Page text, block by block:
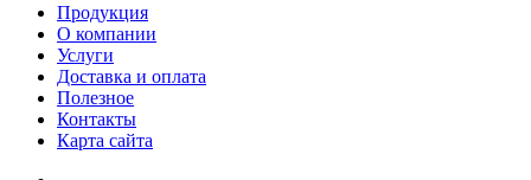
Продукция
О компании
Услуги
Доставка и оплата
Полезное
Контакты
Карта сайта